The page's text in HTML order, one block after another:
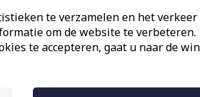
te verzamelen en het verkeer
om de website te verbeteren.
te accepteren, gaat u naar de
7 mm stalen ketting in
staal.